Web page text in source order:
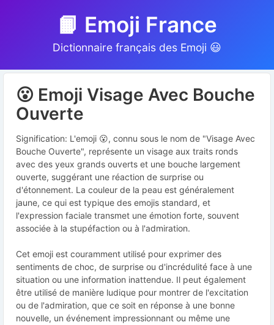
📙 Emoji France
Dictionnaire français des Emoji 😃
😮 Emoji Visage Avec Bouche
Ouverte
Signification: L'emoji 😮, connu sous le nom de "Visage Avec
Bouche Ouverte", représente un visage aux traits ronds
avec des yeux grands ouverts et une bouche largement
ouverte, suggérant une réaction de surprise ou
d'étonnement. La couleur de la peau est généralement
jaune, ce qui est typique des emojis standard, et
l'expression faciale transmet une émotion forte, souvent
associée à la stupéfaction ou à l'admiration.
Cet emoji est couramment utilisé pour exprimer des
sentiments de choc, de surprise ou d'incrédulité face à une
situation ou une information inattendue. Il peut également
être utilisé de manière ludique pour montrer de l'excitation
ou de l'admiration, que ce soit en réponse à une bonne
nouvelle, un événement impressionnant ou même une